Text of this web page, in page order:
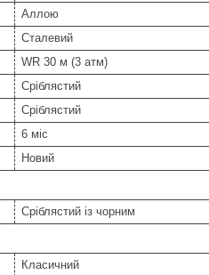
Аллою
Сталевий
WR 30 м (3 атм)
Сріблястий
Сріблястий
6 міс
Новий
Сріблястий із чорним
Класичний